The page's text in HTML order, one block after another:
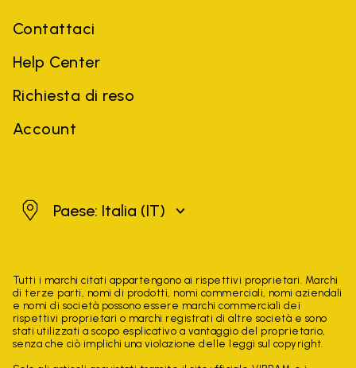
Contattaci
Help Center
Richiesta di reso
Account
Italia Paese: Italia (IT)
Tutti i marchi citati appartengono ai rispettivi proprietari. Marchi
di terze parti, nomi di prodotti, nomi commerciali, nomi aziendali
e nomi di società possono essere marchi commerciali dei
rispettivi proprietari o marchi registrati di altre società e sono
stati utilizzati a scopo esplicativo a vantaggio del proprietario,
senza che ciò implichi una violazione delle leggi sul copyright.